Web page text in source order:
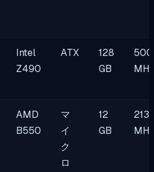
Intel
Z490
ATX
128
GB
AMD
B550
マ
イ
ク
ロ
12
GB